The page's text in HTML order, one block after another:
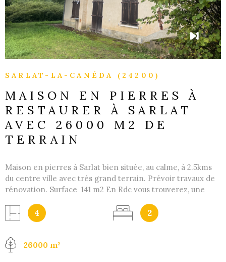
SARLAT-LA-CANÉDA (24200)
MAISON EN PIERRES À
RESTAURER À SARLAT
AVEC 26000 M2 DE
TERRAIN
Maison en pierres à Sarlat bien située, au calme, à 2.5kms
du centre ville avec trés grand terrain. Prévoir travaux de
rénovation. Surface 141 m2 En Rdc vous trouverez, une
salle d'eau et un wc. L'ètage ce compose de deux
chambres, d'une salle d'eau et d'un wc. Nous pouvons vous
Investisseurs nous pouvons également vous trouver
4 2
26000 m²